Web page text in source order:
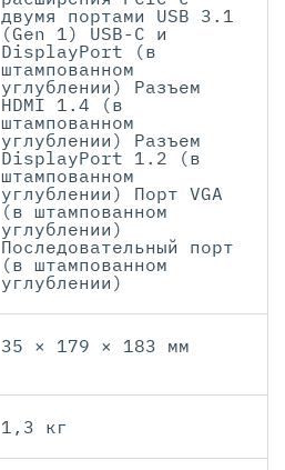
двумя портами USB 3.1
(Gen 1) USB-C и
DisplayPort (в
штампованном
углублении) Разъем
HDMI 1.4 (в
штампованном
углублении) Разъем
DisplayPort 1.2 (в
штампованном
углублении) Порт VGA
(в штампованном
углублении)
Последовательный порт
(в штампованном
углублении)
35 × 179 × 183 мм
1,3 кг